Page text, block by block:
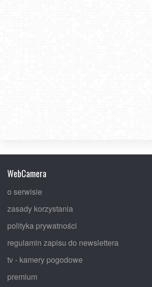
WebCamera
o serwisie
zasady korzystania
polityka prywatności
regulamin zapisu do newslettera
tv - kamery pogodowe
premium